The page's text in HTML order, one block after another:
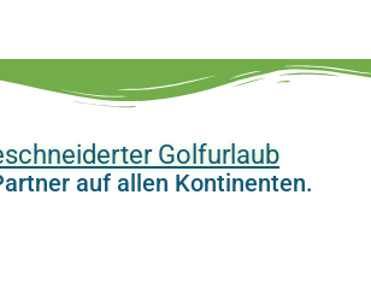
Golfurlaub
auf allen Kontinenten.